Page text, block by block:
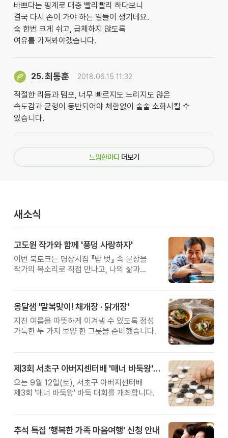
바쁘다는 핑계로 대충 빨리빨리 하다보니
결국 다시 손이 가야 하는 일들이 생기네요.
숨 한번 크게 쉬고, 급체하지 않도록
여유를 가져봐야겠습니다.
25.최동훈 2018.06.15 11:32
적절한 리듬과 템포, 너무 빠르지도 느리지도 않은
속도감과 균형이 동반되어야 체함없이 술술 소화시킬 수
있습니다.
느낌한마디 더보기
새소식
고도원 작가와 함께 '풍덩 사랑하자'
이번 북토크는 명상시집 『밥 벗』 속 문장을
작가의 목소리로 직접 만나고, 나의 삶과
옹달샘 '말복맞이! 채개장 · 닭개장'
지친 여름을 따뜻하게 이겨낼 수 있도록 정성
가득한 두 가지 보양 한 그릇을 준비했습니다.
제3회 서초구 아버지센터배 '매너 바둑왕' 대회
오는 9월 12일(토), 서초구 아버지센터배
제3회 '매너 바둑왕' 바둑 대회를 개최합니다.
추석 특집 '행복한 가족 마음여행' 신청 안내